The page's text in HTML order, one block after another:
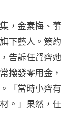
，金素梅、蕭
下藝人。簽約
告訴任賢齊她
撥發零用金，
「當時小齊有
。」果然，任